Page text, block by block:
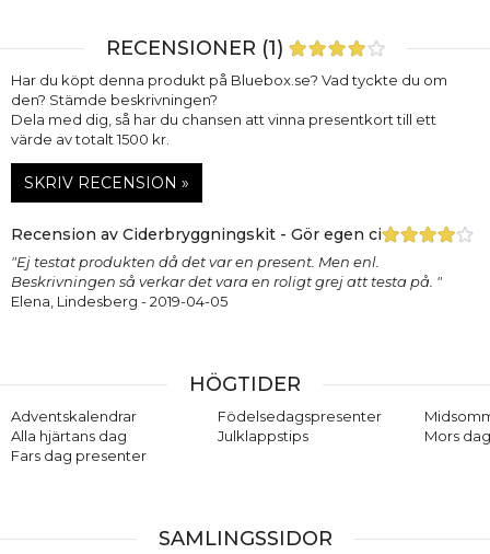
RECENSIONER (1)
Har du köpt denna produkt på Bluebox.se? Vad tyckte du om
den? Stämde beskrivningen?
Dela med dig, så har du chansen att vinna presentkort till ett
värde av totalt 1500 kr.
SKRIV RECENSION »
Recension av Ciderbryggningskit - Gör egen cider (äppel/
"Ej testat produkten då det var en present. Men enl.
Beskrivningen så verkar det vara en roligt grej att testa på. "
Elena, Lindesberg - 2019-04-05
HÖGTIDER
Adventskalendrar
Alla hjärtans dag
Fars dag presenter
Födelsedagspresenter
Julklappstips
Mors
SAMLINGSSIDOR